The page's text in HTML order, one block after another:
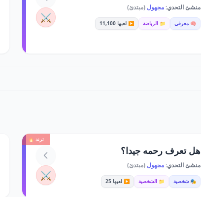
منشئ التحدي:مجهول(مبتدئ)
🧠 معرفي 📁 الرياضة ▶️ لعبها 11,100 ⚔️
ترند 🔥
هل تعرف رحمه جيدا؟
منشئ التحدي:مجهول(مبتدئ)
🎭 شخصية 📁 الشخصية ▶️ لعبها 25 ⚔️